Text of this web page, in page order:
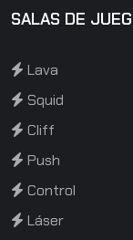
SALAS DE
Lava
Squid
Cliff
Push
Control
Láser